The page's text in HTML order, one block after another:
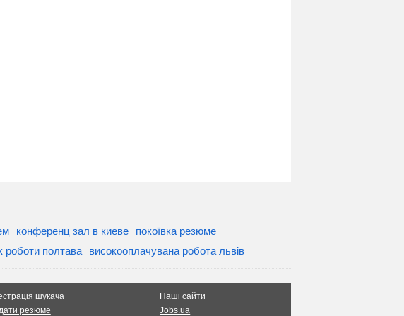
конференц зал в киеве
покоївка резюме
роботи полтава високооплачувана робота львів
шукача
резюме
Наші сайти
Jobs.ua